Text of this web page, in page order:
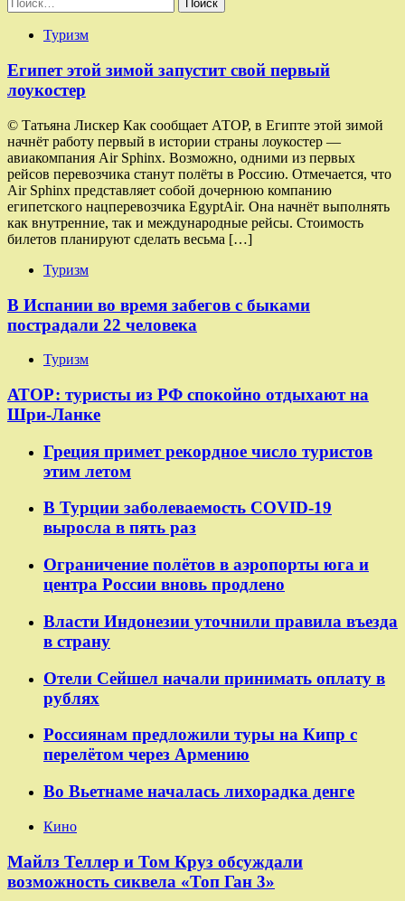
Туризм
Египет этой зимой запустит свой первый
лоукостер
© Татьяна Лискер Как сообщает АТОР, в Египте этой зимой
начнёт работу первый в истории страны лоукостер —
авиакомпания Air Sphinx. Возможно, одними из первых
рейсов перевозчика станут полёты в Россию. Отмечается, что
Air Sphinx представляет собой дочернюю компанию
египетского нацперевозчика EgyptAir. Она начнёт выполнять
как внутренние, так и международные рейсы. Стоимость
билетов планируют сделать весьма […]
Туризм
В Испании во время забегов с быками
пострадали 22 человека
Туризм
АТОР: туристы из РФ спокойно отдыхают на
Шри-Ланке
Греция примет рекордное число туристов
этим летом
В Турции заболеваемость COVID-19
выросла в пять раз
Ограничение полётов в аэропорты юга и
центра России вновь продлено
Власти Индонезии уточнили правила въезда
в страну
Отели Сейшел начали принимать оплату в
рублях
Россиянам предложили туры на Кипр с
перелётом через Армению
Во Вьетнаме началась лихорадка денге
Кино
Майлз Теллер и Том Круз обсуждали
возможность сиквела «Топ Ган 3»